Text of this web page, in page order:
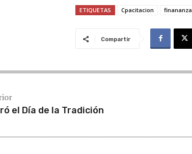
ETIQUETAS Cpacitacion finananza
Compartir
el Día de la Tradición